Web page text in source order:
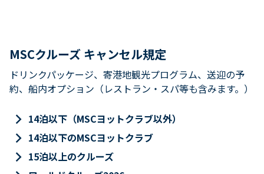
MSCクルーズ キャンセル規定
ドリンクパッケージ、寄港地観光プログラム、送迎の予
約、船内オプション（レストラン・スパ等も含みます。）
keyboard_arrow_right 14泊以下（MSCヨットクラブ以外）
keyboard_arrow_right 14泊以下のMSCヨットクラブ
keyboard_arrow_right 15泊以上のクルーズ